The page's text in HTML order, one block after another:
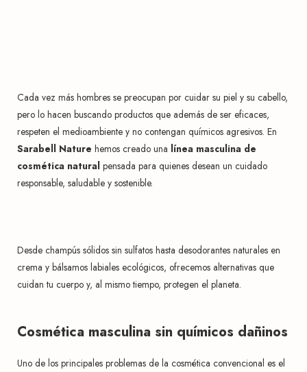
Cada vez más hombres se preocupan por cuidar su piel y su cabello,
pero lo hacen buscando productos que además de ser eficaces,
respeten el medioambiente y no contengan químicos agresivos. En
Sarabell Nature hemos creado una línea masculina de
cosmética natural pensada para quienes desean un cuidado
responsable, saludable y sostenible.
Desde champús sólidos sin sulfatos hasta desodorantes naturales en
crema y bálsamos labiales ecológicos, ofrecemos alternativas que
cuidan tu cuerpo y, al mismo tiempo, protegen el planeta.
Cosmética masculina sin químicos dañinos
Uno de los principales problemas de la cosmética convencional es el